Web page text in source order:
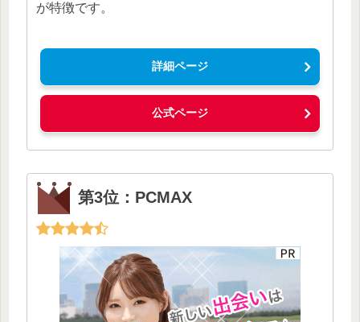
が特徴です。
詳細ページ
公式ページ
第3位：PCMAX